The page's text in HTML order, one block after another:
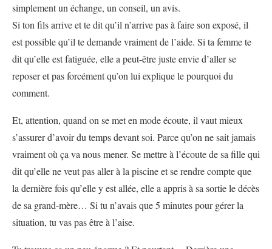
simplement un échange, un conseil, un avis.
Si ton fils arrive et te dit qu’il n’arrive pas à faire son exposé, il
est possible qu’il te demande vraiment de l’aide. Si ta femme te
dit qu’elle est fatiguée, elle a peut-être juste envie d’aller se
reposer et pas forcément qu’on lui explique le pourquoi du
comment.
Et, attention, quand on se met en mode écoute, il vaut mieux
s’assurer d’avoir du temps devant soi. Parce qu’on ne sait jamais
vraiment où ça va nous mener. Se mettre à l’écoute de sa fille qui
dit qu’elle ne veut pas aller à la piscine et se rendre compte que
la dernière fois qu’elle y est allée, elle a appris à sa sortie le décès
de sa grand-mère… Si tu n’avais que 5 minutes pour gérer la
situation, tu vas pas être à l’aise.